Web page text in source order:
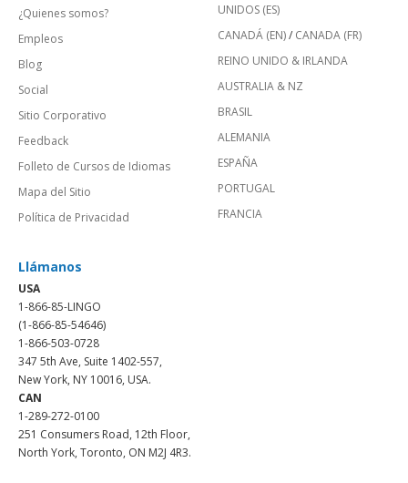
¿Quienes somos?
Empleos
Blog
Social
Sitio Corporativo
Feedback
Folleto de Cursos de Idiomas
Mapa del Sitio
Política de Privacidad
UNIDOS (ES)
CANADÁ (EN)/ CANADA (FR)
REINO UNIDO & IRLANDA
AUSTRALIA & NZ
BRASIL
ALEMANIA
ESPAÑA
PORTUGAL
FRANCIA
Llámanos
USA
1-866-85-LINGO
(1-866-85-54646)
1-866-503-0728
347 5th Ave, Suite 1402-557,
New York, NY 10016, USA.
CAN
1-289-272-0100
251 Consumers Road, 12th Floor,
North York, Toronto, ON M2J 4R3.